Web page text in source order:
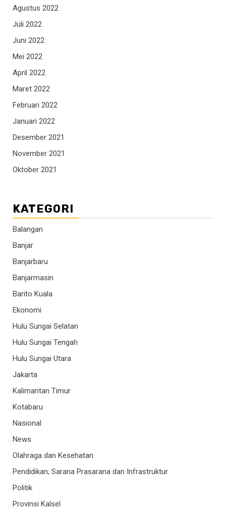
Agustus 2022
Juli 2022
Juni 2022
Mei 2022
April 2022
Maret 2022
Februari 2022
Januari 2022
Desember 2021
November 2021
Oktober 2021
KATEGORI
Balangan
Banjar
Banjarbaru
Banjarmasin
Barito Kuala
Ekonomi
Hulu Sungai Selatan
Hulu Sungai Tengah
Hulu Sungai Utara
Jakarta
Kalimantan Timur
Kotabaru
Nasional
News
Olahraga dan Kesehatan
Pendidikan, Sarana Prasarana dan Infrastruktur
Politik
Provinsi Kalsel